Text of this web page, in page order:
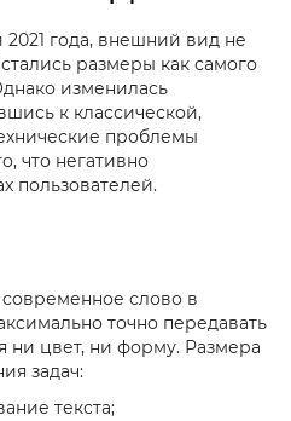
года, внешний вид не
размеры как самого
изменилась
к классической,
проблемы
что негативно
пользователей.
слово в
точно передавать
ни цвет, ни форму. Размера
задач:
текста;